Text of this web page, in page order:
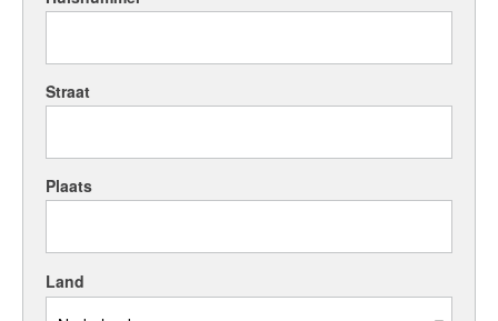
English?
Straat
Plaats
Land